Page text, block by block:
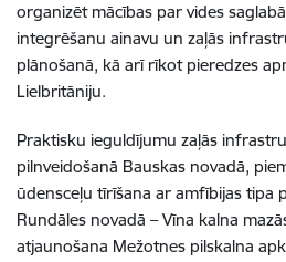
organizēt mācības par vides
integrēšanu ainavu un zaļās
plānošanā, kā arī rīkot pieredzes
Lielbritāniju.
Praktisku ieguldījumu zaļās
pilnveidošanā Bauskas novadā,
ūdensceļu tīrīšana ar amfībijas tipa
Rundāles novadā – Vīna kalna
atjaunošana Mežotnes pilskalna